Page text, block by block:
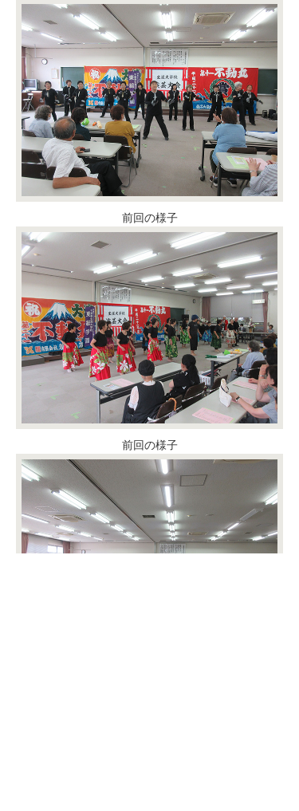
前回の様子
前回の様子